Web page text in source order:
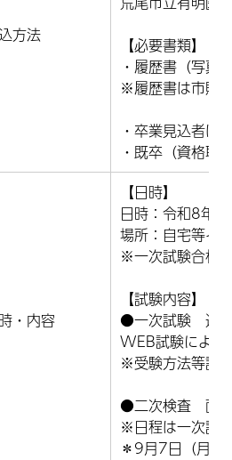
方法
【必要書類】
・履歴書（写真
※履歴書は市販
・卒業見込者は
・既卒（資格取
・内容
【日時】
日時：令和8年8
場所：自宅等イ
※一次試験合格
【試験内容】
●一次試験 適
WEB試験による
※受験方法等詳
●二次検査 面
※日程は一次試
＊9月7日（月）